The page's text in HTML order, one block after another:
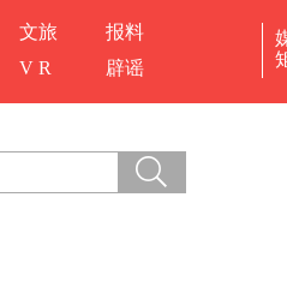
文旅
报料
V R 辟谣